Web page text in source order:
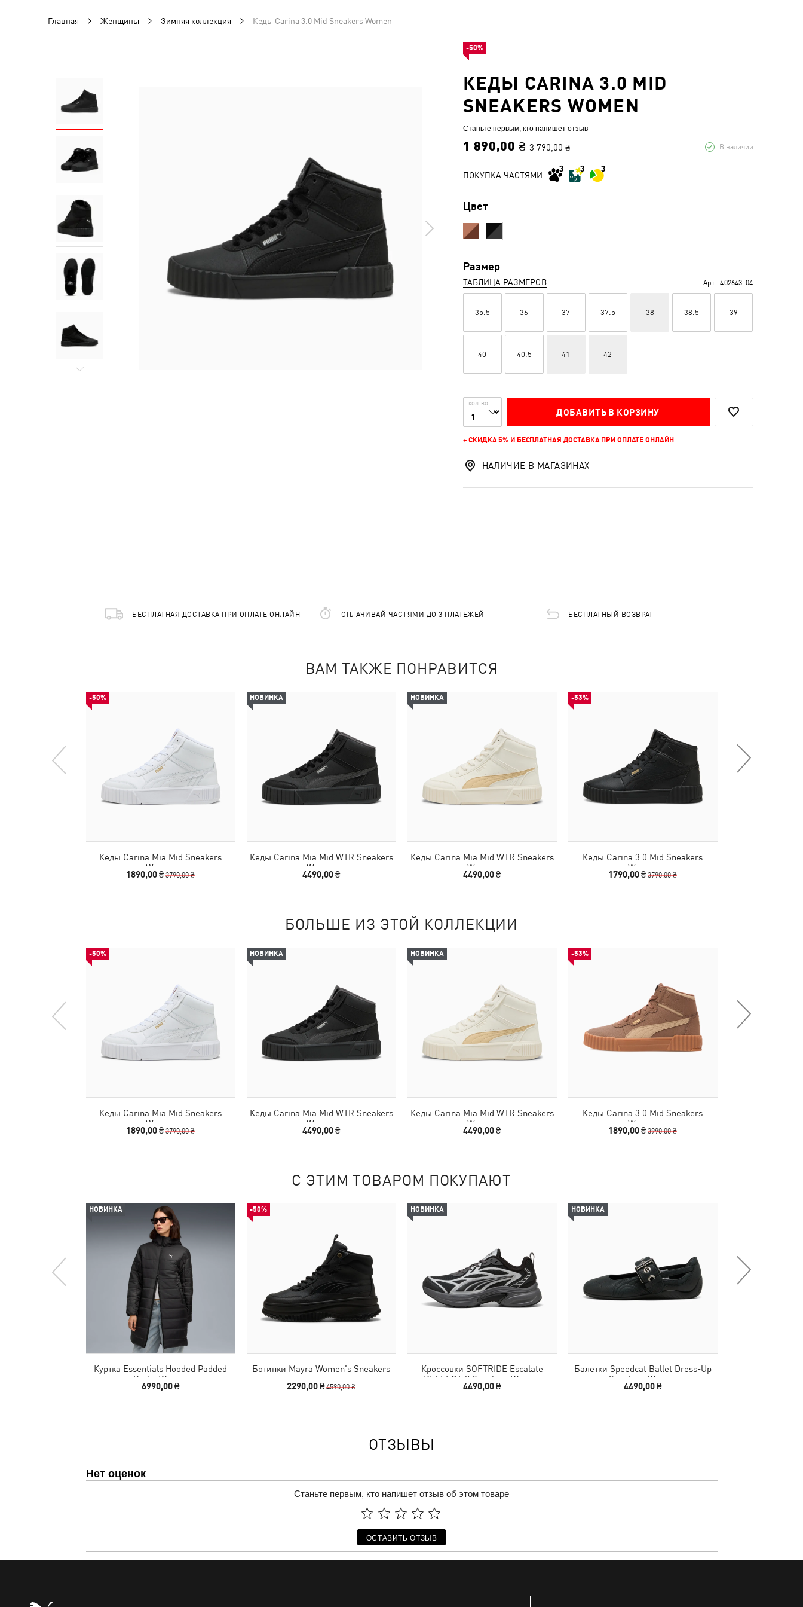
Главная Женщины Зимняя коллекция Кеды Carina 3.0 Mid Sneakers Women
КЕДЫ CARINA 3.0 MID
SNEAKERS WOMEN
Станьте первым, кто напишет отзыв
1 890,00 ₴ 3 790,00 ₴ В наличии
ПОКУПКА ЧАСТЯМИ
Цвет
Размер
ТАБЛИЦА РАЗМЕРОВ Арт.: 402643_04
35.5 36 37 37.5 38 38.5 39
40 40.5 41 42
КОЛ-ВО
ДОБАВИТЬ В КОРЗИНУ
+ СКИДКА 5% И БЕСПЛАТНАЯ ДОСТАВКА ПРИ ОПЛАТЕ ОНЛАЙН
-50%
НАЛИЧИЕ В МАГАЗИНАХ
БЕСПЛАТНАЯ ДОСТАВКА ПРИ ОПЛАТЕ ОНЛАЙН ОПЛАЧИВАЙ ЧАСТЯМИ ДО 3 ПЛАТЕЖЕЙ БЕСПЛАТНЫЙ ВОЗВРАТ
ВАМ ТАКЖЕ ПОНРАВИТСЯ
-50%
Кеды Carina Mia Mid Sneakers
Women
1890,00 ₴3790,00 ₴
НОВИНКА
Кеды Carina Mia Mid WTR Sneakers
Women
4490,00 ₴
НОВИНКА
Кеды Carina Mia Mid WTR Sneakers
Women
4490,00 ₴
-53%
Кеды Carina 3.0 Mid Sneakers
Women
1790,00 ₴3790,00 ₴
БОЛЬШЕ ИЗ ЭТОЙ КОЛЛЕКЦИИ
-50%
Кеды Carina Mia Mid Sneakers
Women
1890,00 ₴3790,00 ₴
НОВИНКА
Кеды Carina Mia Mid WTR Sneakers
Women
4490,00 ₴
НОВИНКА
Кеды Carina Mia Mid WTR Sneakers
Women
4490,00 ₴
-53%
Кеды Carina 3.0 Mid Sneakers
Women
1890,00 ₴3990,00 ₴
С ЭТИМ ТОВАРОМ ПОКУПАЮТ
НОВИНКА
Куртка Essentials Hooded Padded
Parka Women
6990,00 ₴
-50%
Ботинки Mayra Women’s Sneakers
2290,00 ₴4590,00 ₴
НОВИНКА
Кроссовки SOFTRIDE Escalate
REFLECT-X Sneakers Women
4490,00 ₴
НОВИНКА
Балетки Speedcat Ballet Dress-Up
Sneakers Women
4490,00 ₴
ОТЗЫВЫ
Нет оценок
Станьте первым, кто напишет отзыв об этом товаре
ОСТАВИТЬ ОТЗЫВ